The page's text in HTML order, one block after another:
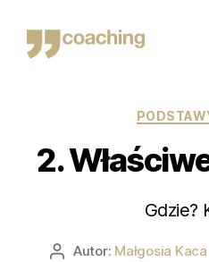
2.
Gdzie?
AutorAutor: Małgosia Kaca